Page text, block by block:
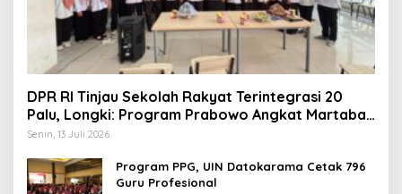
DPR RI Tinjau Sekolah Rakyat Terintegrasi 20
Palu, Longki: Program Prabowo Angkat Martabat
Anak Miskin
Senin, 13 Juli 2026
Program PPG, UIN Datokarama Cetak 796
Guru Profesional